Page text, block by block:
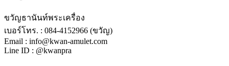
ขวัญธานันท์พระเครื่อง
เบอร์โทร. : 084-4152966 (ขวัญ)
Email : info@kwan-amulet.com
Line ID : @kwanpra